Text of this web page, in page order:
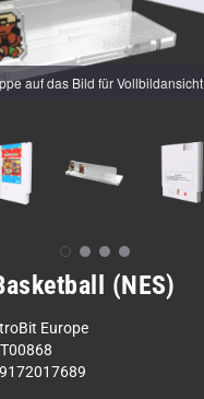
auf das Bild für Vollbildansicht
(NES)
Europe